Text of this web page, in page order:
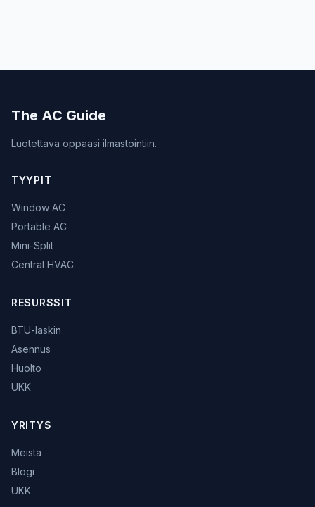
The AC Guide
Luotettava oppaasi ilmastointiin.
TYYPIT
Window AC
Portable AC
Mini-Split
Central HVAC
RESURSSIT
BTU-laskin
Asennus
Huolto
UKK
YRITYS
Meistä
Blogi
UKK